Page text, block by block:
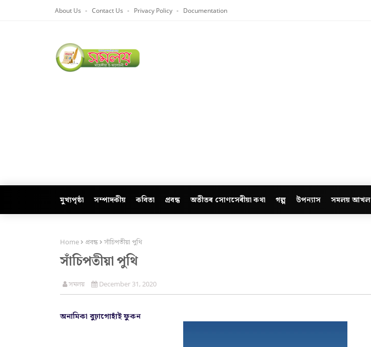
About Us Contact Us Privacy Policy Documentation
মুখ্যপৃষ্ঠা সম্পাদকীয় কবিতা প্ৰবন্ধ অতীতৰ সোণসেৰীয়া কথা গল্প উপন্যাস সমলয় আখল
Home প্ৰবন্ধ সাঁচিপতীয়া পুথি
সাঁচিপতীয়া পুথি
সমলয় December 31, 2020
অনামিকা বুঢ়াগোহাঁই ফুকন